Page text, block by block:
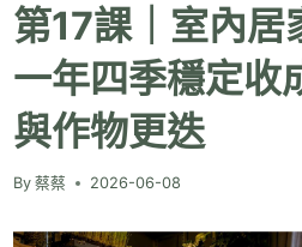
第17課｜室內居
一年四季穩定收
與作物更迭
By 蔡蔡 2026-06-08